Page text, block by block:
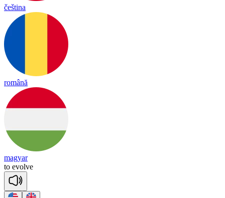
čeština
română
magyar
to evolve